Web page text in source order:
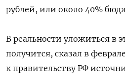
рублей, или около 40%
В реальности уложиться в
получится, сказал в
к правительству РФ